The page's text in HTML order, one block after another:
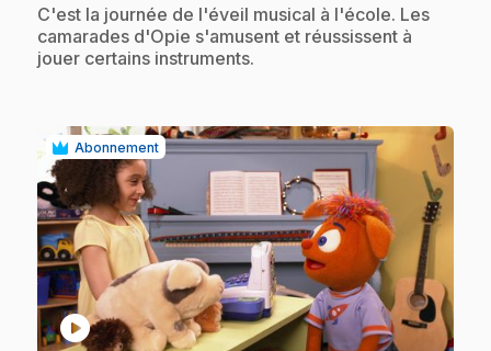
.C'est la journée de l'éveil musical à l'école. Les
camarades d'Opie s'amusent et réussissent à
jouer certains instruments.
Abonnement
play_circle